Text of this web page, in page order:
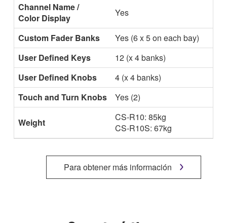
Channel Name /
Color Display
Yes
Custom Fader Banks
Yes (6 x 5 on each bay)
User Defined Keys
12 (x 4 banks)
User Defined Knobs
4 (x 4 banks)
Touch and Turn Knobs
Yes (2)
Weight
CS-R10: 85kg
CS-R10S: 67kg
Para obtener más información